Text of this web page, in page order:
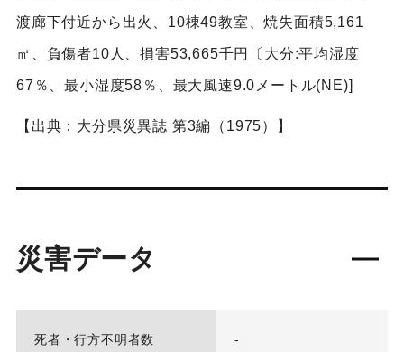
渡廊下付近から出火、10棟49教室、焼失面積5,161
㎡、負傷者10人、損害53,665千円〔大分:平均湿度
67％、最小湿度58％、最大風速9.0メートル(NE)]
【出典：大分県災異誌 第3編（1975）】
災害データ
死者・行方不明者数 -